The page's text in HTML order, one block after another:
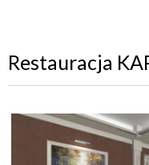
Restauracja